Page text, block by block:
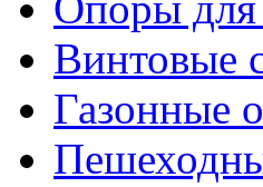
Винтовые
Газонные